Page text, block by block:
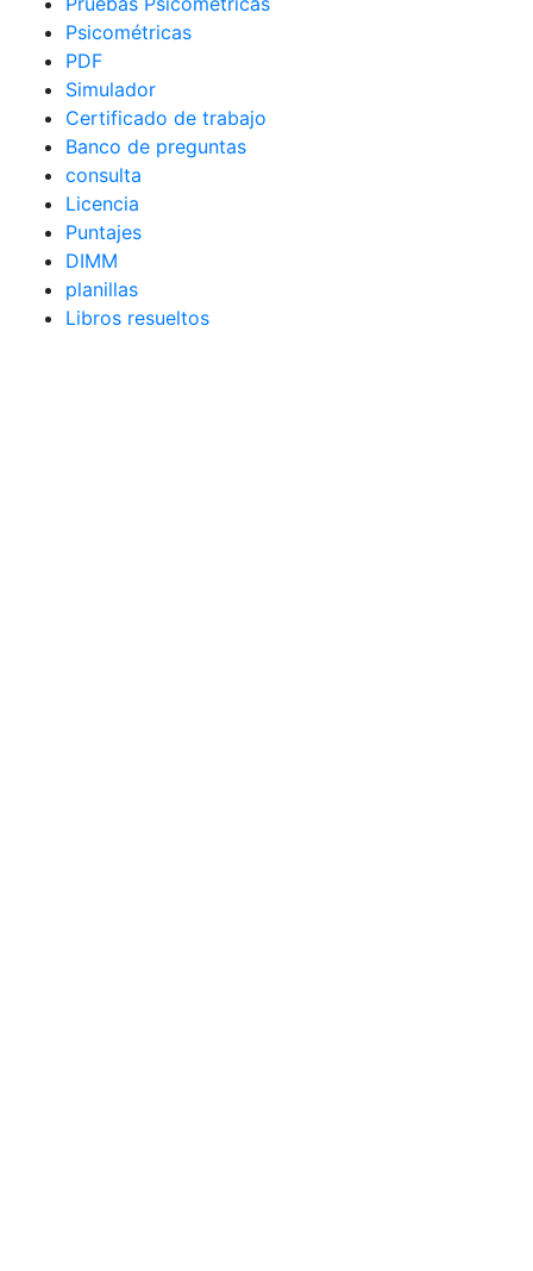
Psicométricas
PDF
Simulador
Certificado de trabajo
Banco de preguntas
consulta
Licencia
Puntajes
DIMM
planillas
Libros resueltos